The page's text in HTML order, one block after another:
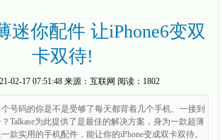
迷你配件 让iPhone6变双
卡双待!
02-17 07:51:48来源： 互联网 阅读：1802
号码的你是不是受够了每天都背着几个手机、一接到
Talkase为此提供了是最佳的解决方案，身为一款超薄
款实用的手机配件，能让你的iPhone变成双卡双待。